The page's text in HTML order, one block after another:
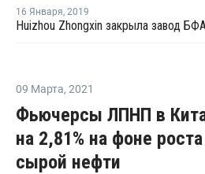
16 Января, 2019
Huizhou Zhongxin закрыла завод
09 Марта, 2021
Фьючерсы ЛПНП в
на 2,81% на фоне
сырой нефти